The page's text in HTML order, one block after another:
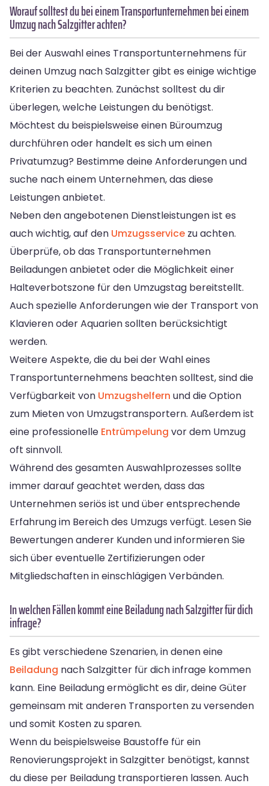
Worauf solltest du bei einem Transportunternehmen bei einem
Umzug nach Salzgitter achten?
Bei der Auswahl eines Transportunternehmens für
deinen Umzug nach Salzgitter gibt es einige wichtige
Kriterien zu beachten. Zunächst solltest du dir
überlegen, welche Leistungen du benötigst.
Möchtest du beispielsweise einen Büroumzug
durchführen oder handelt es sich um einen
Privatumzug? Bestimme deine Anforderungen und
suche nach einem Unternehmen, das diese
Leistungen anbietet.
Neben den angebotenen Dienstleistungen ist es
auch wichtig, auf den Umzugsservice zu achten.
Überprüfe, ob das Transportunternehmen
Beiladungen anbietet oder die Möglichkeit einer
Halteverbotszone für den Umzugstag bereitstellt.
Auch spezielle Anforderungen wie der Transport von
Klavieren oder Aquarien sollten berücksichtigt
werden.
Weitere Aspekte, die du bei der Wahl eines
Transportunternehmens beachten solltest, sind die
Verfügbarkeit von Umzugshelfern und die Option
zum Mieten von Umzugstransportern. Außerdem ist
eine professionelle Entrümpelung vor dem Umzug
oft sinnvoll.
Während des gesamten Auswahlprozesses sollte
immer darauf geachtet werden, dass das
Unternehmen seriös ist und über entsprechende
Erfahrung im Bereich des Umzugs verfügt. Lesen Sie
Bewertungen anderer Kunden und informieren Sie
sich über eventuelle Zertifizierungen oder
Mitgliedschaften in einschlägigen Verbänden.
In welchen Fällen kommt eine Beiladung nach Salzgitter für dich
infrage?
Es gibt verschiedene Szenarien, in denen eine
Beiladung nach Salzgitter für dich infrage kommen
kann. Eine Beiladung ermöglicht es dir, deine Güter
gemeinsam mit anderen Transporten zu versenden
und somit Kosten zu sparen.
Wenn du beispielsweise Baustoffe für ein
Renovierungsprojekt in Salzgitter benötigst, kannst
du diese per Beiladung transportieren lassen. Auch